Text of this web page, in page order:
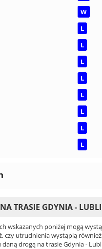
W
L
L
L
L
L
L
L
L
TRASIE GDYNIA -
wskazanych poniżej mogą
czy utrudnienia wystąpią
daną drogą na trasie Gdynia -